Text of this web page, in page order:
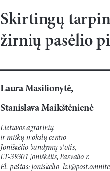
Skirtingų
žirnių pasėlio
Laura Masilionytė,
Stanislava Maikštėnienė
Lietuvos agrarinių
ir miškų mokslų centro
Joniškėlio bandymų stotis,
LT-39301 Joniškėlis, Pasvalio r.
El. paštas: